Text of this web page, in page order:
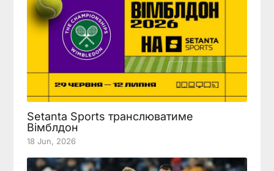
Setanta Sports транслюватиме
Вімблдон
18 Jun, 2026